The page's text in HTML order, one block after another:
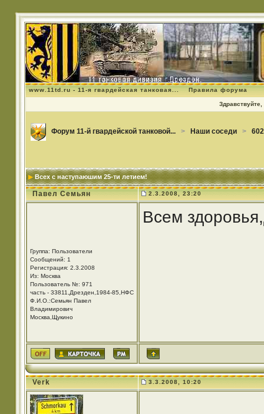
www.11td.ru - 11-я гвардейская танковая... Правила форума
Здравствуйте,
Форум 11-й гвардейской танковой... > Наши соседи >
Всех с наступаюшим 25-ти летием!
Павел Семьян 2.3.2008, 23:20
Группа: Пользователи
Сообщений: 1
Регистрация: 2.3.2008
Из: Москва
Пользователь №: 971
часть - 33811,Дрезден,1984-85,НФС
Ф.И.О.:Семьян Павел
Владимирович
Москва,Щукино
Всем
Verk 3.3.2008, 10:20